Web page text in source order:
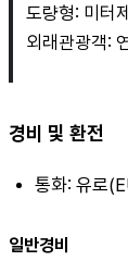
도량형: 미터
외래관광객:
경비 및 환전
통화: 유로
일반경비